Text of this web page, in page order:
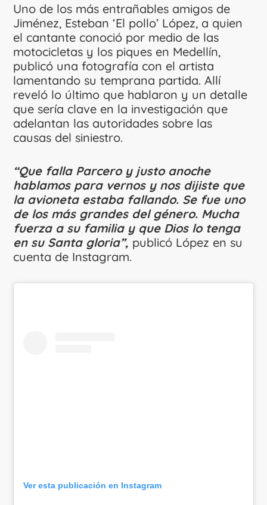
Uno de los más entrañables amigos de
Jiménez, Esteban ‘El pollo’ López, a quien
el cantante conoció por medio de las
motocicletas y los piques en Medellín,
publicó una fotografía con el artista
lamentando su temprana partida. Allí
reveló lo último que hablaron y un detalle
que sería clave en la investigación que
adelantan las autoridades sobre las
causas del siniestro.
“Que falla Parcero y justo anoche
hablamos para vernos y nos dijiste que
la avioneta estaba fallando. Se fue uno
de los más grandes del género. Mucha
fuerza a su familia y que Dios lo tenga
en su Santa gloria”, publicó López en su
cuenta de Instagram.
Ver esta publicación en Instagram